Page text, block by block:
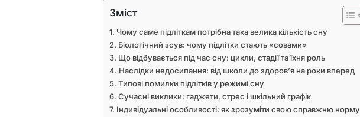
Зміст
Чому саме підліткам потрібна така велика кількість сну
Біологічний зсув: чому підлітки стають «совами»
Що відбувається під час сну: цикли, стадії та їхня роль
Наслідки недосипання: від школи до здоров’я на роки вперед
Типові помилки підлітків у режимі сну
Сучасні виклики: гаджети, стрес і шкільний графік
Індивідуальні особливості: як зрозуміти свою справжню норму